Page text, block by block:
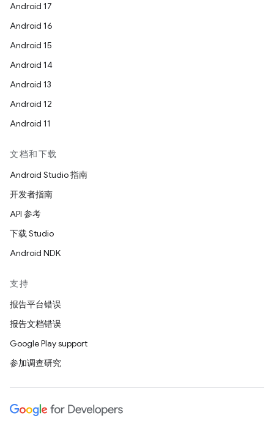
Android 17
Android 16
Android 15
Android 14
Android 13
Android 12
Android 11
文档和下载
Android Studio 指南
开发者指南
API 参考
下载 Studio
Android NDK
支持
报告平台错误
报告文档错误
Google Play support
参加调查研究